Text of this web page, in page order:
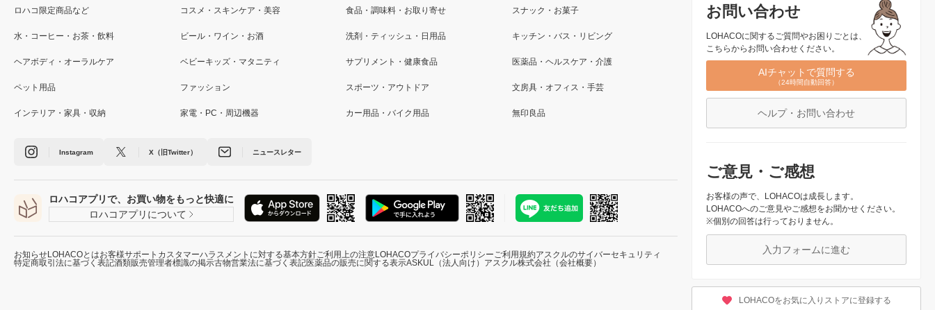
お問い合わせ
LOHACOに関するご質問やお困りごとは、
こちらからお問い合わせください。
AIチャットで質問する
（24時間自動回答）
ヘルプ・お問い合わせ
ご意見・ご感想
お客様の声で、LOHACOは成長します。
LOHACOへのご意見やご感想をお聞かせください。
※個別の回答は行っておりません。
入力フォームに進む
LOHACOをお気に入りストアに登録する
ロハコ限定商品など コスメ・スキンケア・美容 食品・調味料・お取り寄せ スナック・お菓子
水・コーヒー・お茶・飲料 ビール・ワイン・お酒 洗剤・ティッシュ・日用品 キッチン・バス・リビング
ヘアボディ・オーラルケア ベビーキッズ・マタニティ サプリメント・健康食品 医薬品・ヘルスケア・介護
ペット用品 ファッション スポーツ・アウトドア 文房具・オフィス・手芸
インテリア・家具・収納 家電・PC・周辺機器 カー用品・バイク用品 無印良品
Instagram X（旧Twitter） ニュースレター
ロハコアプリで、お買い物をもっと快適に
ロハコアプリについて
お知らせLOHACOとはお客様サポート カスタマーハラスメントに対する基本方針ご利用上の注意LOHACOプライバシーポリシーご利用規約アスクルのサイバーセキュリティ
特定商取引法に基づく表記酒類販売管理者標識の掲示古物営業法に基づく表記医薬品の販売に関する表示ASKUL（法人向け） アスクル株式会社（会社概要）